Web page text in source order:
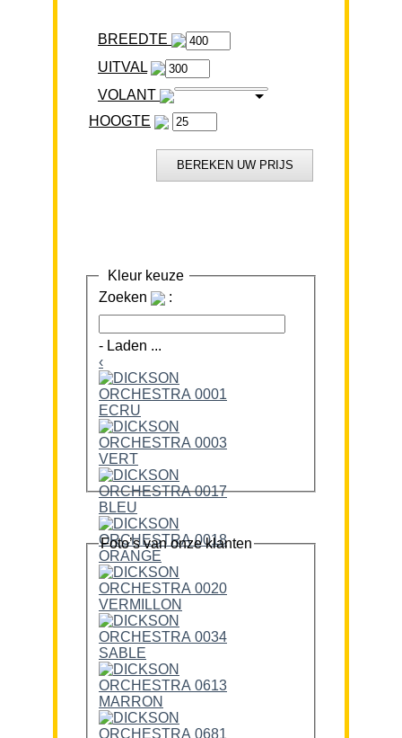
BREEDTE
VOLANT
HOOGTE
Kleur keuze
Zoeken
:
- Laden ...
‹
Foto’s van onze klanten